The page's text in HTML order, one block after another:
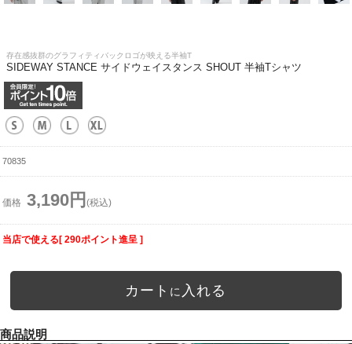
存在感抜群のグラフィティバックロゴが映える半袖T
SIDEWAY STANCE サイドウェイスタンス SHOUT 半袖Tシャツ
70835
価格 3,190円 (税込)
当店で使える[ 290ポイント進呈 ]
カート に 入れる
商品説明